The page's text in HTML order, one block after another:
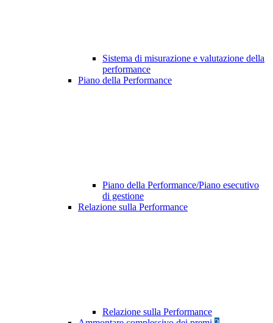
Sistema di misurazione e valutazione della
performance
Piano della Performance
Piano della Performance/Piano esecutivo
di gestione
Relazione sulla Performance
Relazione sulla Performance